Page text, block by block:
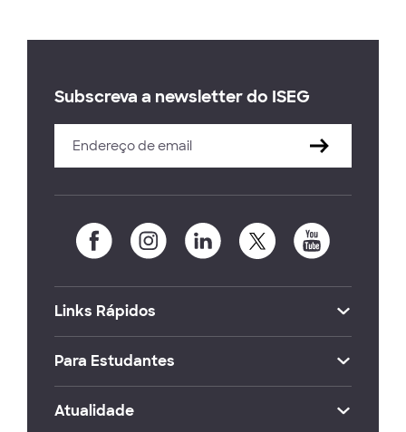
Subscreva a newsletter do ISEG
Links Rápidos
Para Estudantes
Atualidade